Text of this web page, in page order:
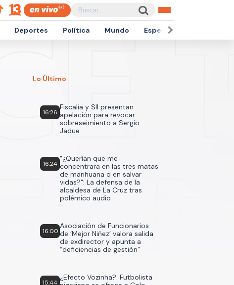
Deportes Política Mundo Espectáculos
Lo Último
16:26
Fiscalía y SII presentan
apelación para revocar
sobreseimiento a Sergio
Jadue
16:24
"¿Querían que me
concentrara en las tres matas
de marihuana o en salvar
vidas?": La defensa de la
alcaldesa de La Cruz tras
polémico audio
16:00
Asociación de Funcionarios
de ‘Mejor Niñez’ valora salida
de exdirector y apunta a
“deficiencias de gestión”
15:44
¿Efecto Vozinha?: Futbolista